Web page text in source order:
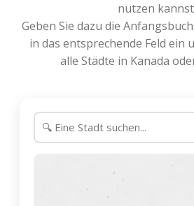
nutzen
Geben Sie dazu die
in das entsprechende Feld ein
alle Städte in Kanada